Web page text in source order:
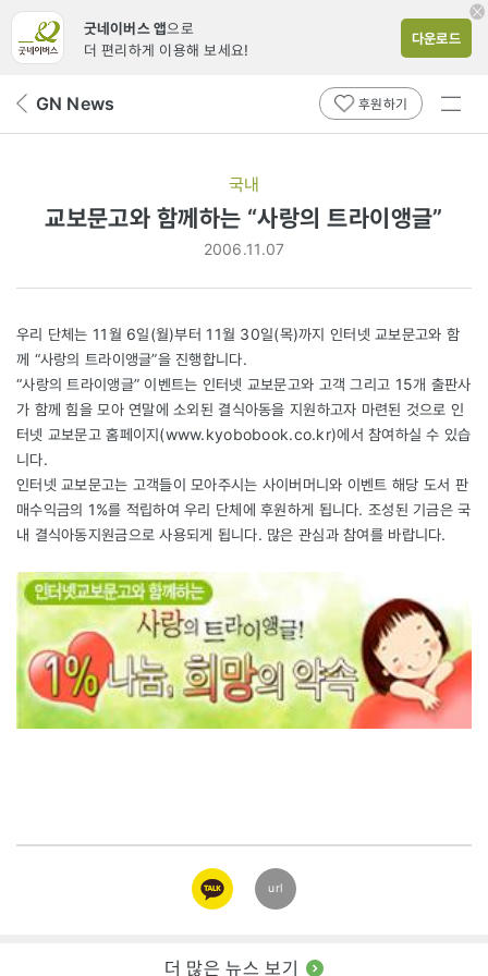
굿네이버스 앱으로
더 편리하게 이용해 보세요!
다운로드
뒤 GN News 후원하기
전체
국내
교보문고와 함께하는 “사랑의 트라이앵글”
2006.11.07
우리 단체는 11월 6일(월)부터 11월 30일(목)까지 인터넷 교보문고와 함
께 “사랑의 트라이앵글”을 진행합니다.
“사랑의 트라이앵글” 이벤트는 인터넷 교보문고와 고객 그리고 15개 출판사
가 함께 힘을 모아 연말에 소외된 결식아동을 지원하고자 마련된 것으로 인
터넷 교보문고 홈페이지(www.kyobobook.co.kr)에서 참여하실 수 있습
니다.
인터넷 교보문고는 고객들이 모아주시는 사이버머니와 이벤트 해당 도서 판
매수익금의 1%를 적립하여 우리 단체에 후원하게 됩니다. 조성된 기금은 국
내 결식아동지원금으로 사용되게 됩니다. 많은 관심과 참여를 바랍니다.
카카오
링크
url
더 많은 뉴스 보기